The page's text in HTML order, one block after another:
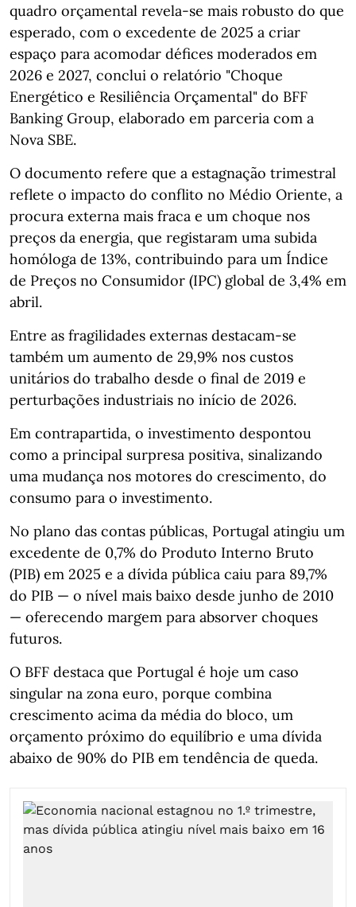
quadro orçamental revela‑se mais robusto do que
esperado, com o excedente de 2025 a criar
espaço para acomodar défices moderados em
2026 e 2027, conclui o relatório "Choque
Energético e Resiliência Orçamental" do BFF
Banking Group, elaborado em parceria com a
Nova SBE.
O documento refere que a estagnação trimestral
reflete o impacto do conflito no Médio Oriente, a
procura externa mais fraca e um choque nos
preços da energia, que registaram uma subida
homóloga de 13%, contribuindo para um Índice
de Preços no Consumidor (IPC) global de 3,4% em
abril.
Entre as fragilidades externas destacam‑se
também um aumento de 29,9% nos custos
unitários do trabalho desde o final de 2019 e
perturbações industriais no início de 2026.
Em contrapartida, o investimento despontou
como a principal surpresa positiva, sinalizando
uma mudança nos motores do crescimento, do
consumo para o investimento.
No plano das contas públicas, Portugal atingiu um
excedente de 0,7% do Produto Interno Bruto
(PIB) em 2025 e a dívida pública caiu para 89,7%
do PIB — o nível mais baixo desde junho de 2010
— oferecendo margem para absorver choques
futuros.
O BFF destaca que Portugal é hoje um caso
singular na zona euro, porque combina
crescimento acima da média do bloco, um
orçamento próximo do equilíbrio e uma dívida
abaixo de 90% do PIB em tendência de queda.